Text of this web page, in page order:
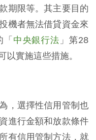
期限等。其主要目的
機者無法借貸資金來
中央銀行法 」第28
以實施這些措施。
，選擇性信用管制也
進行金額和放款條件
有信用管制方法，就